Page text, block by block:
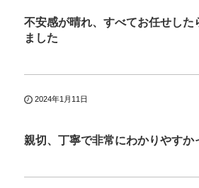
不安感が晴れ、すべてお任せした
ました
2024年1月11日
親切、丁寧で非常にわかりやすか